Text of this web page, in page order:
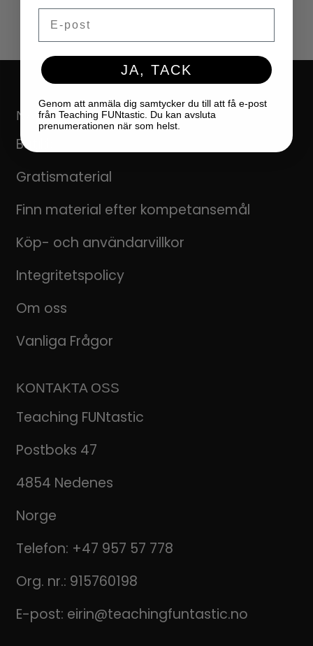
NAVIGERING
Butikk
Gratismaterial
Finn material efter kompetansemål
Köp- och användarvillkor
Integritetspolicy
Om oss
Vanliga Frågor
KONTAKTA OSS
Teaching FUNtastic
Postboks 47
4854 Nedenes
Norge
Telefon: +47 957 57 778
Org. nr.: 915760198
E-post: eirin@teachingfuntastic.no
JA, TACK
Genom att anmäla dig samtycker du till att få e-post
från Teaching FUNtastic. Du kan avsluta
prenumerationen när som helst.